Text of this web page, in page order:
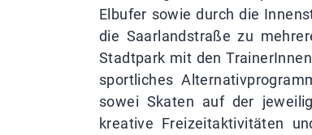
Elbufer sowie durch die
die Saarlandstraße zu
Stadtpark mit den
sportliches
sowei Skaten auf der
kreative Freizeitaktivitäten